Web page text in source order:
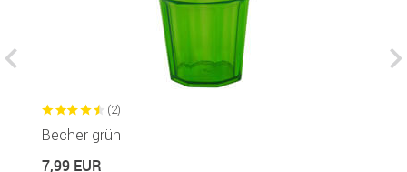
(2)
Becher grün
7,99 EUR